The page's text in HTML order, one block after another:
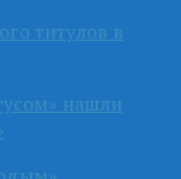
титулов в
нашли